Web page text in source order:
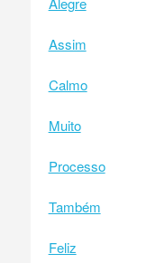
Assim
Calmo
Muito
Processo
Também
Feliz